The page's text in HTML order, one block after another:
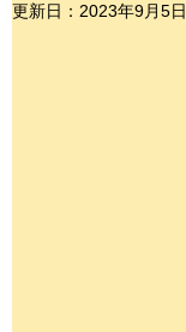
更新日： 2023年9月5日